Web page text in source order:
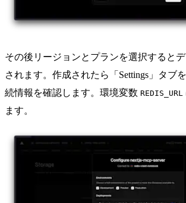
その後リージョンとプランを選択すると
されます。作成されたら「Settings」タブ
続情報を確認します。環境変数 REDIS_URL
ます。